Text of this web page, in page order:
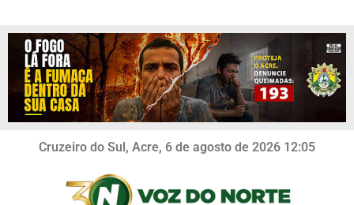
Cruzeiro do Sul, Acre, 6 de agosto de 2026 12:05